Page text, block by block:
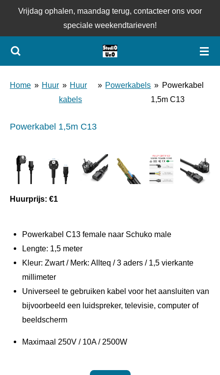
de
hoofdinhoud
Vrijdag ophalen, maandag terug, contacteer ons voor
speciale weekendtarieven!
Home » Huur » Huur
kabels
» Powerkabels » Powerkabel
1,5m C13
Powerkabel 1,5m C13
Huurprijs: €1
Powerkabel C13 female naar Schuko male
Lengte: 1,5 meter
Kleur: Zwart / Merk: Allteq / 3 aders / 1,5 vierkante
millimeter
Universeel te gebruiken kabel voor het aansluiten van
bijvoorbeeld een luidspreker, televisie, computer of
beeldscherm
Maximaal 250V / 10A / 2500W